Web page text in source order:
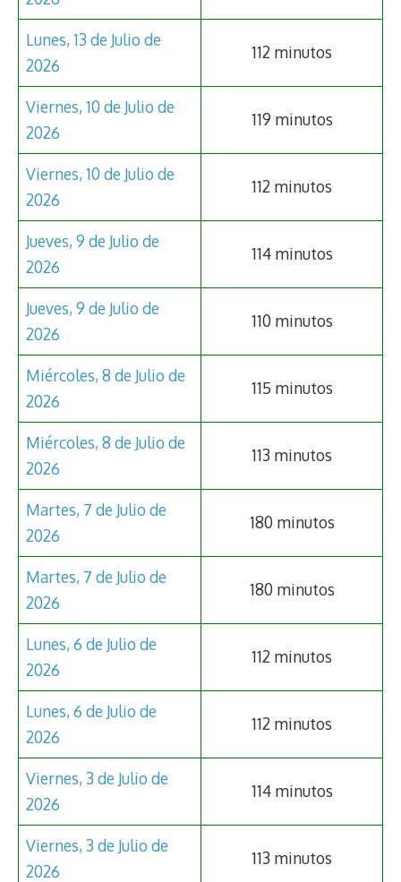
Lunes, 13 de Julio de
2026
112 minutos
Viernes, 10 de Julio de
2026
119 minutos
Viernes, 10 de Julio de
2026
112 minutos
Jueves, 9 de Julio de
2026
114 minutos
Jueves, 9 de Julio de
2026
110 minutos
Miércoles, 8 de Julio de
2026
115 minutos
Miércoles, 8 de Julio de
2026
113 minutos
Martes, 7 de Julio de
2026
180 minutos
Martes, 7 de Julio de
2026
180 minutos
Lunes, 6 de Julio de
2026
112 minutos
Lunes, 6 de Julio de
2026
112 minutos
Viernes, 3 de Julio de
2026
114 minutos
Viernes, 3 de Julio de
2026
113 minutos